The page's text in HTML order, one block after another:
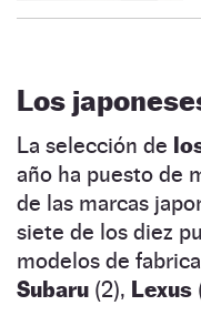
Los
La selección de
año ha puesto de
de las marcas
siete de los diez
modelos de
Subaru (2), Lexus